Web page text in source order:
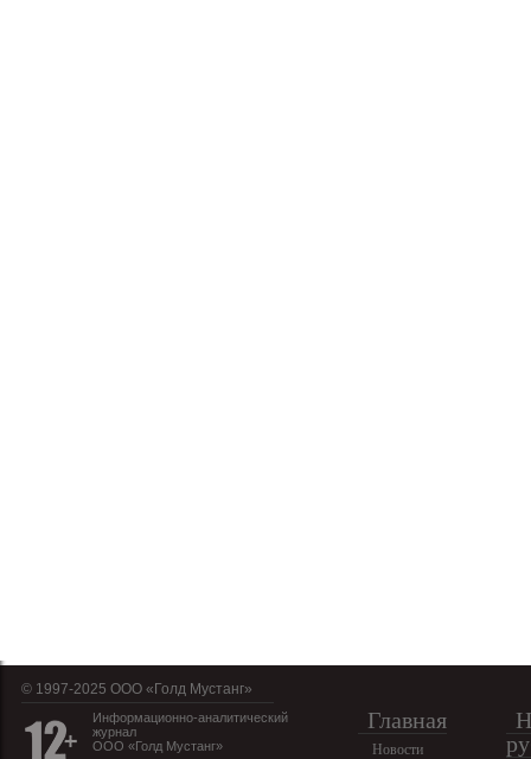
© 1997-2025 OOO «Голд Мустанг»
Информационно-аналитический
журнал
ООО «Голд Мустанг»
Главная
Новости